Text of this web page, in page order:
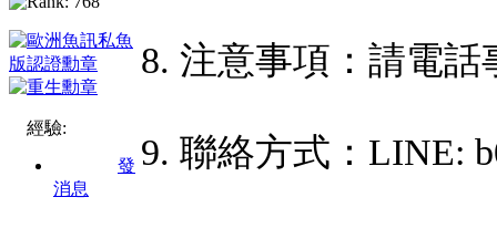
經驗:
發
消息
8. 注意事項：請電
9. 聯絡方式：LINE: